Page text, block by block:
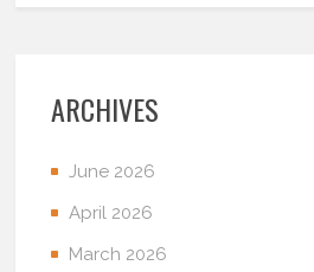
ARCHIVES
June 2026
April 2026
March 2026